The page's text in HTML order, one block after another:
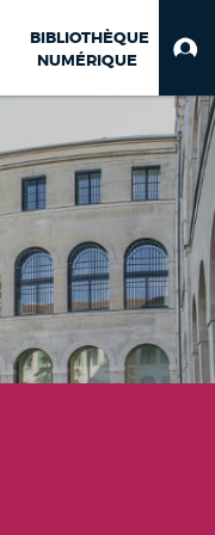
BIBLIOTHÈQUE
NUMÉRIQUE